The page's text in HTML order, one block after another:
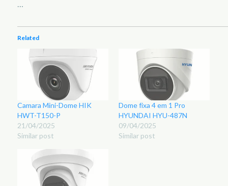
Related
Camara Mini-Dome HIK
HWT-T150-P
21/04/2025
Similar post
Dome fixa 4 em 1 Pro
HYUNDAI HYU-487N
09/04/2025
Similar post